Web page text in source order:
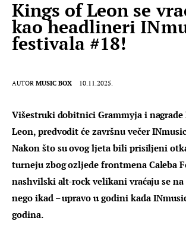
Kings of Leon se
kao headlineri
festivala #18!
AUTOR MUSIC BOX 10.11.2025.
Višestruki dobitnici Grammyja i nagrade
Leon, predvodit će završnu večer
Nakon što su ovog ljeta bili prisiljeni
turneju zbog ozljede frontmena Caleba
nashvilski alt-rock velikani vraćaju se
nego ikad – upravo u godini kada
godina.